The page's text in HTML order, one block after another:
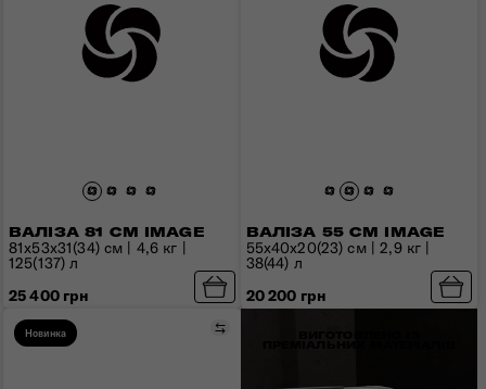
ВАЛІЗА 81 СМ IMAGE
81x53x31(34) см | 4,6 кг |
125(137) л
25 400 грн
ВАЛІЗА 55 СМ IMAGE
55x40x20(23) см | 2,9 кг |
38(44) л
20 200 грн
Новинка Порівняти